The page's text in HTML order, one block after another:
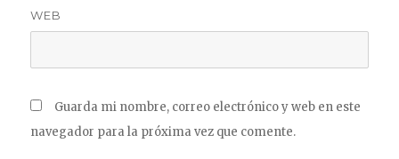
WEB
Guarda mi nombre, correo electrónico y web en este
navegador para la próxima vez que comente.